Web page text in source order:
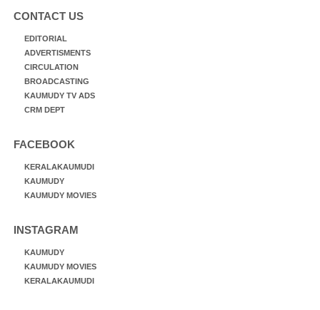
CONTACT US
EDITORIAL
ADVERTISMENTS
CIRCULATION
BROADCASTING
KAUMUDY TV ADS
CRM DEPT
FACEBOOK
KERALAKAUMUDI
KAUMUDY
KAUMUDY MOVIES
INSTAGRAM
KAUMUDY
KAUMUDY MOVIES
KERALAKAUMUDI